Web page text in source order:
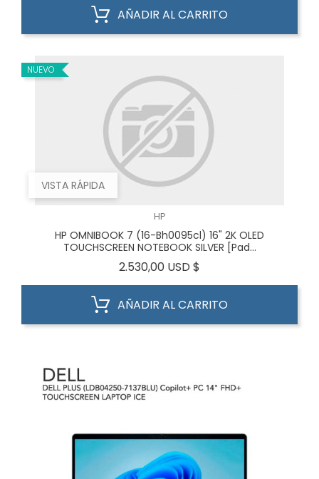
AÑADIR AL CARRITO
VISTA RÁPIDA
NUEVO
HP
HP OMNIBOOK 7 (16-Bh0095cl) 16" 2K OLED
TOUCHSCREEN NOTEBOOK SILVER [Pad...
2.530,00 USD $
AÑADIR AL CARRITO